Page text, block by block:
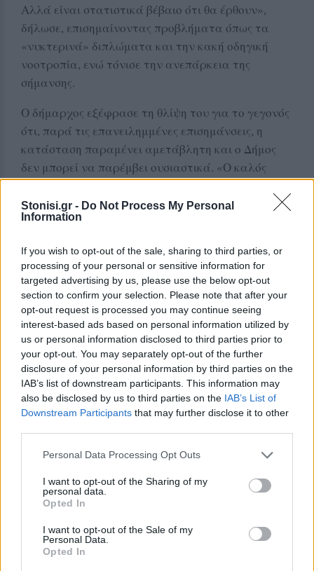
Stonisi.gr - Do Not Process My Personal
Information
If you wish to opt-out of the sale, sharing to third parties, or
processing of your personal or sensitive information for
targeted advertising by us, please use the below opt-out
section to confirm your selection. Please note that after your
opt-out request is processed you may continue seeing
interest-based ads based on personal information utilized by
us or personal information disclosed to third parties prior to
your opt-out. You may separately opt-out of the further
disclosure of your personal information by third parties on the
IAB’s list of downstream participants. This information may
also be disclosed by us to third parties on the IAB’s List of
Downstream Participants that may further disclose it to other
Personal Data Processing Opt Outs
I want to opt-out of the Sharing of my
personal data.
Opted In
I want to opt-out of the Sale of my
Personal Data.
Opted In
Αλλά είναι στατιστικά βέβαιο ότι θα έρθουν»,
δήλωσε, επισημαίνοντας προβλήματα όπως τα
«νυκτερινά» διπλώματα και την κακή οδηγική
νοοτροπία, ενώ τόνισε την ανεπάρκεια της
σήμανσης.
Ο δήμαρχος εξέφρασε τη θλίψη του για το γεγονός
ότι, παρά τις επανειλημμένες επισημάνσεις, η
κατάσταση παραμένει αμετάβλητη και ο Δήμος
δεν μπορεί να παρέμβει ουσιαστικά. «Ο καλός
Θεός μας συγχωρεί ακόμα, αλλά μέχρι πότε;»,
αναρωτήθηκε, κρούοντας τον κώδωνα του
κινδύνου για το μέλλον.
Δείτε περισσότερα άρθρα μας στα αποτελέσματα
αναζήτησης
Add stonisi.gr on Google ↗
ΣΤΗΝ ΙΔΙΑ ΚΑΤΗΓΟΡΙΑ